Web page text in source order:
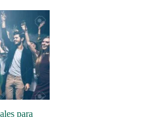
para